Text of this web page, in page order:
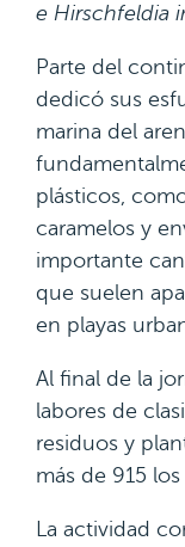
e Hirschfeldia
Parte del
dedicó sus
marina del
plásticos,
caramelos y
importante
que suelen
en playas
Al final de la
labores de
residuos y
más de 915
La actividad